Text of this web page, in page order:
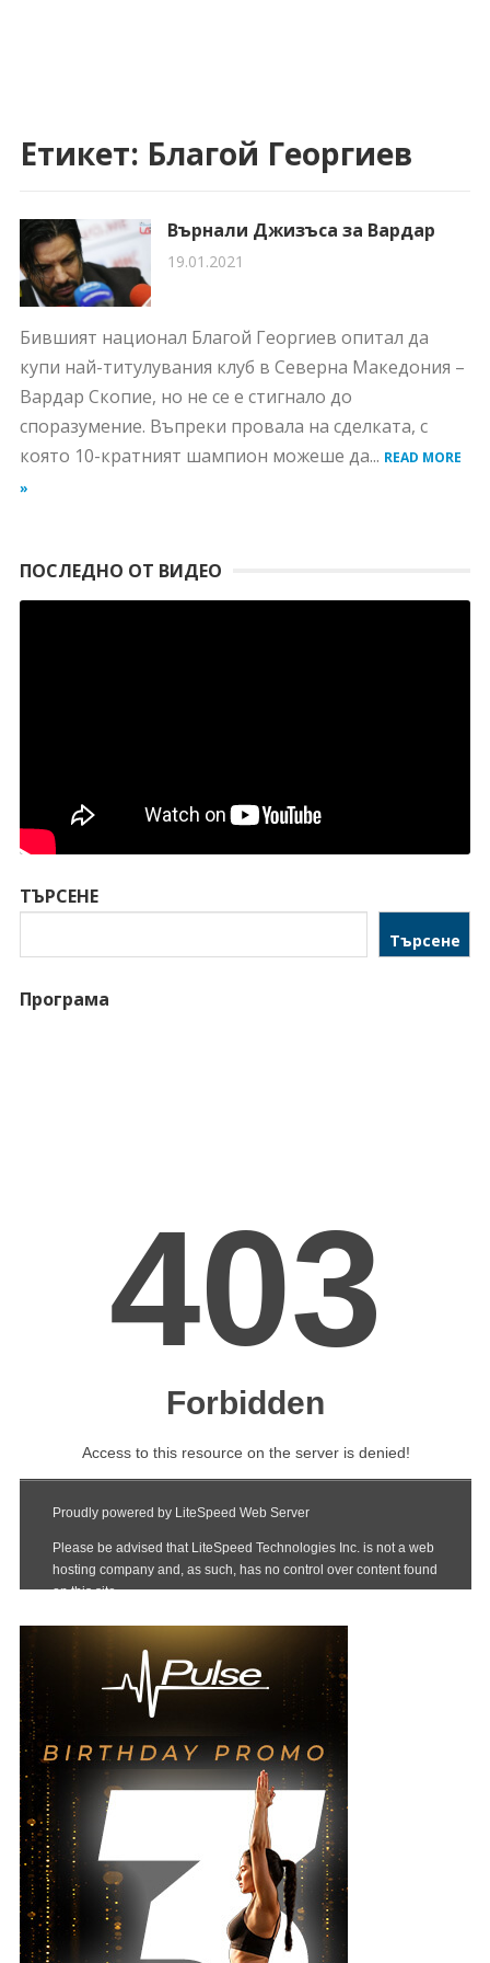
Етикет: Благой Георгиев
Върнали Джизъса за Вардар
19.01.2021
Бившият национал Благой Георгиев опитал да
купи най-титулувания клуб в Северна Македония –
Вардар Скопие, но не се е стигнало до
споразумение. Въпреки провала на сделката, с
която 10-кратният шампион можеше да... READ MORE
»
ПОСЛЕДНО ОТ ВИДЕО
ТЪРСЕНЕ
Търсене
Програма